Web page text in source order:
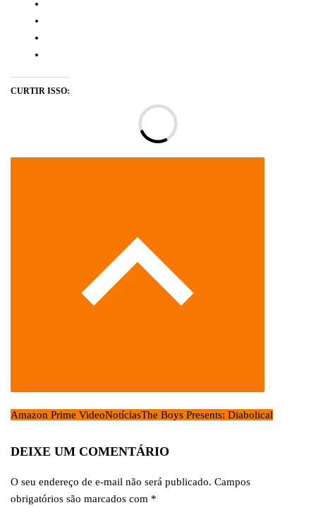
CURTIR ISSO:
Amazon Prime VideoNotíciasThe Boys Presents: Diabolical
DEIXE UM COMENTÁRIO
O seu endereço de e-mail não será publicado. Campos
obrigatórios são marcados com *